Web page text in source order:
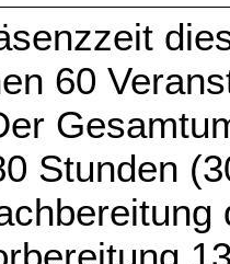
60
Stunden